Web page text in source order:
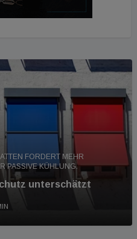
FORDERT MEHR
PASSIVE KÜHLUNG.
unterschätzt